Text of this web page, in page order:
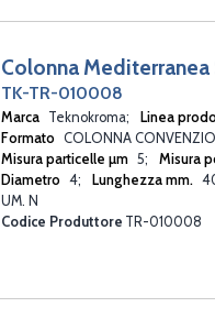
Colonna
TK-TR-010008
Marca Teknokroma Linea
Formato COLONNA
Misura particelle µm 5 Misura
Diametro 4 Lunghezza mm.
UM. N
Codice Produttore TR-010008